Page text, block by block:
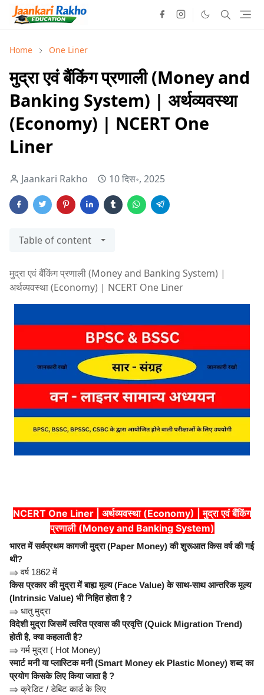
Home One Liner
मुद्रा एवं बैंकिंग प्रणाली (Money and
Banking System) | अर्थव्यवस्था
(Economy) | NCERT One
Liner
Jaankari Rakho 10 दिस॰, 2025
Table of content
मुद्रा एवं बैंकिंग प्रणाली (Money and Banking System) |
अर्थव्यवस्था (Economy) | NCERT One Liner
NCERT One Liner | अर्थव्यवस्था (Economy) | मुद्रा एवं बैंकिंग
प्रणाली (Money and Banking System)
भारत में सर्वप्रथम कागजी मुद्रा (Paper Money) की शुरूआत किस वर्ष की गई
थी?
⇒ वर्ष 1862 में
किस प्रकार की मुद्रा में बाह्य मूल्य (Face Value) के साथ-साथ आन्तरिक मूल्य
(Intrinsic Value) भी निहित होता है ?
⇒ धातु मुद्रा
विदेशी मुद्रा जिसमें त्वरित प्रवास की प्रवृत्ति (Quick Migration Trend)
होती है, क्या कहलाती है?
⇒गर्म मुद्रा ( Hot Money)
स्मार्ट मनी या प्लास्टिक मनी (Smart Money ek Plastic Money) शब्द का
प्रयोग किसके लिए किया जाता है ?
⇒क्रेडिट / डेबिट कार्ड के लिए